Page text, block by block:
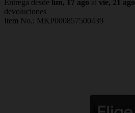
Entrega desde lun, 17 ago al vie, 21 ago
devoluciones
Item No.; MKP000857500439